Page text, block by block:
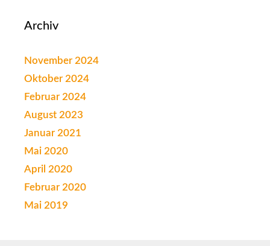
Archiv
November 2024
Oktober 2024
Februar 2024
August 2023
Januar 2021
Mai 2020
April 2020
Februar 2020
Mai 2019